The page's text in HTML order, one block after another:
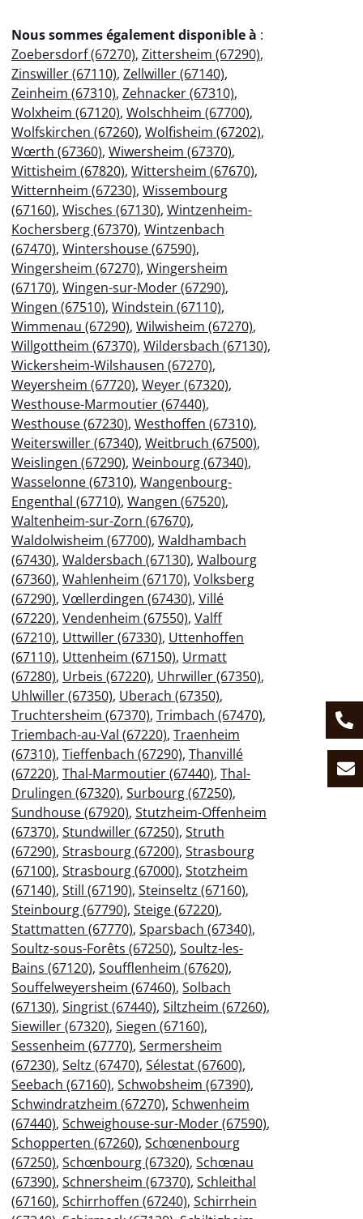
Nous sommes également disponible à :
Zoebersdorf (67270), Zittersheim (67290),
Zinswiller (67110), Zellwiller (67140),
Zeinheim (67310), Zehnacker (67310),
Wolxheim (67120), Wolschheim (67700),
Wolfskirchen (67260), Wolfisheim (67202),
Wœrth (67360), Wiwersheim (67370),
Wittisheim (67820), Wittersheim (67670),
Witternheim (67230), Wissembourg
(67160), Wisches (67130), Wintzenheim-
Kochersberg (67370), Wintzenbach
(67470), Wintershouse (67590),
Wingersheim (67270), Wingersheim
(67170), Wingen-sur-Moder (67290),
Wingen (67510), Windstein (67110),
Wimmenau (67290), Wilwisheim (67270),
Willgottheim (67370), Wildersbach (67130),
Wickersheim-Wilshausen (67270),
Weyersheim (67720), Weyer (67320),
Westhouse-Marmoutier (67440),
Westhouse (67230), Westhoffen (67310),
Weiterswiller (67340), Weitbruch (67500),
Weislingen (67290), Weinbourg (67340),
Wasselonne (67310), Wangenbourg-
Engenthal (67710), Wangen (67520),
Waltenheim-sur-Zorn (67670),
Waldolwisheim (67700), Waldhambach
(67430), Waldersbach (67130), Walbourg
(67360), Wahlenheim (67170), Volksberg
(67290), Vœllerdingen (67430), Villé
(67220), Vendenheim (67550), Valff
(67210), Uttwiller (67330), Uttenhoffen
(67110), Uttenheim (67150), Urmatt
(67280), Urbeis (67220), Uhrwiller (67350),
Uhlwiller (67350), Uberach (67350),
Truchtersheim (67370), Trimbach (67470),
Triembach-au-Val (67220), Traenheim
(67310), Tieffenbach (67290), Thanvillé
(67220), Thal-Marmoutier (67440), Thal-
Drulingen (67320), Surbourg (67250),
Sundhouse (67920), Stutzheim-Offenheim
(67370), Stundwiller (67250), Struth
(67290), Strasbourg (67200), Strasbourg
(67100), Strasbourg (67000), Stotzheim
(67140), Still (67190), Steinseltz (67160),
Steinbourg (67790), Steige (67220),
Stattmatten (67770), Sparsbach (67340),
Soultz-sous-Forêts (67250), Soultz-les-
Bains (67120), Soufflenheim (67620),
Souffelweyersheim (67460), Solbach
(67130), Singrist (67440), Siltzheim (67260),
Siewiller (67320), Siegen (67160),
Sessenheim (67770), Sermersheim
(67230), Seltz (67470), Sélestat (67600),
Seebach (67160), Schwobsheim (67390),
Schwindratzheim (67270), Schwenheim
(67440), Schweighouse-sur-Moder (67590),
Schopperten (67260), Schœnenbourg
(67250), Schœnbourg (67320), Schœnau
(67390), Schnersheim (67370), Schleithal
(67160), Schirrhoffen (67240), Schirrhein